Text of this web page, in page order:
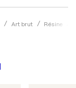
Art brut Résine